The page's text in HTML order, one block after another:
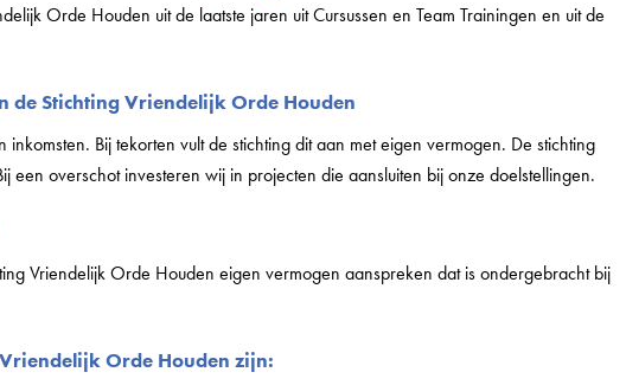
Orde Houden uit de laatste jaren uit Cursussen en Team Trainingen en uit de
de Stichting Vriendelijk Orde Houden
inkomsten. Bij tekorten vult de stichting dit aan met eigen vermogen. De stichting
een overschot investeren wij in projecten die aansluiten bij onze doelstellingen.
Vriendelijk Orde Houden eigen vermogen aanspreken dat is ondergebracht bij
Orde Houden zijn: